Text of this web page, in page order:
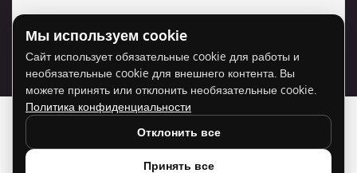
Для отображения карты нужно разрешить
использование cookie для внешнего контента.
Разрешить cookie
Мы используем cookie
Сайт использует обязательные cookie для работы и
необязательные cookie для внешнего контента. Вы
можете принять или отклонить необязательные cookie.
Политика конфиденциальности
Отклонить все
Принять все